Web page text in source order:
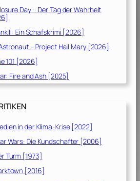
Day – Der Tag der Wahrheit
Ein Schafskrimi [2026]
– Project Hail Mary [2026]
101 [2026]
Fire and Ash [2025]
in der Klima-Krise [2022]
Wars: Die Kundschafter [2006]
Turm [1973]
[2016]